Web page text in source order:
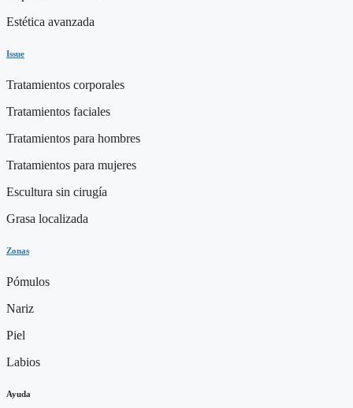
Estética avanzada
Issue
Tratamientos corporales
Tratamientos faciales
Tratamientos para hombres
Tratamientos para mujeres
Escultura sin cirugía
Grasa localizada
Zonas
Pómulos
Nariz
Piel
Labios
Ayuda